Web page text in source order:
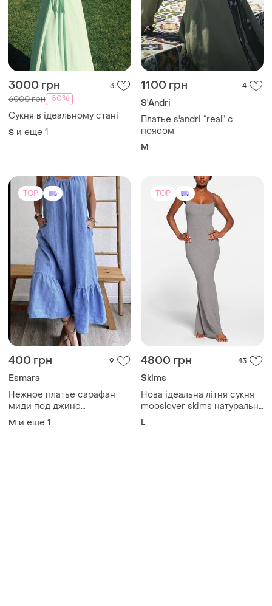
3000 грн 3
6000 грн -50%
Сукня в ідеальному стані
S и еще 1
1100 грн 4
S'Andri
Платье s'andri “real” с
поясом
M
TOP
400 грн 9
Esmara
Нежное платье сарафан
миди под джинс
свободное есть карманы
миди голубое платье майка
M и еще 1
TOP
4800 грн 43
Skims
Нова ідеальна літня сукня
mooslover skims натуральна
віскоза
L